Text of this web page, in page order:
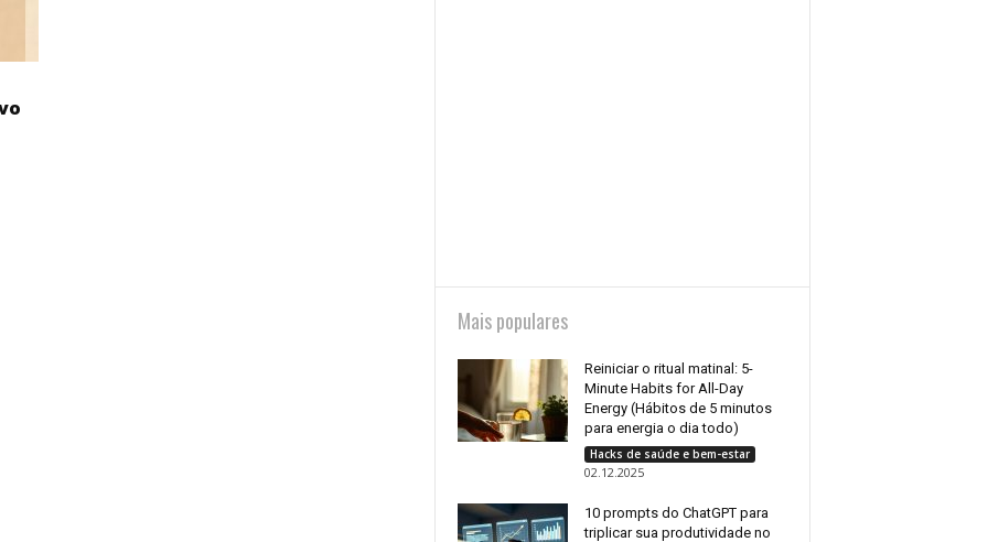
Mais populares
Reiniciar o ritual matinal: 5-
Minute Habits for All-Day
Energy (Hábitos de 5 minutos
para energia o dia todo)
Hacks de saúde e bem-estar
02.12.2025
10 prompts do ChatGPT para
triplicar sua produtividade no